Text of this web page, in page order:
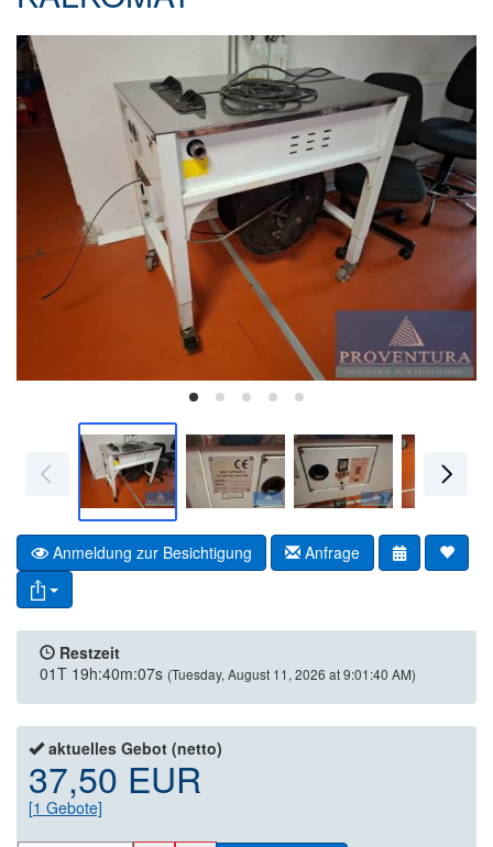
Anmeldung zur Besichtigung Anfrage
Restzeit
01T 19h:40m:07s (Tuesday, August 11, 2026 at 9:01:40 AM)
aktuelles Gebot (netto)
37,50 EUR
[1 Gebote]